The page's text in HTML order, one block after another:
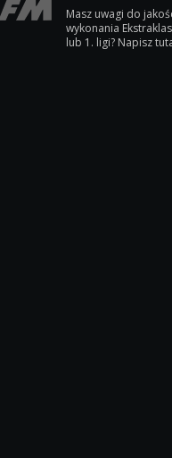
Masz uwagi do
wykonania
lub 1. ligi? Napisz